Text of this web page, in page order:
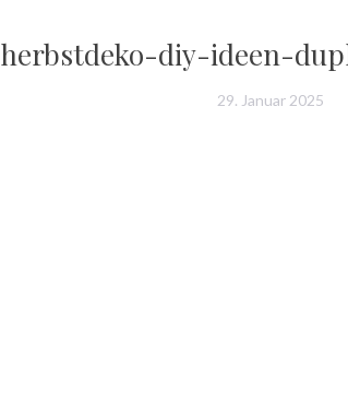
herbstdeko-diy-ideen-
29. Januar 2025